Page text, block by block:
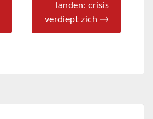
landen: crisis
verdiept zich →